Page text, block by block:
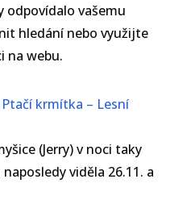
odpovídalo vašemu
hledání nebo využijte
na webu.
Ptačí krmítka – Lesní
(Jerry) v noci taky
viděla 26.11. a